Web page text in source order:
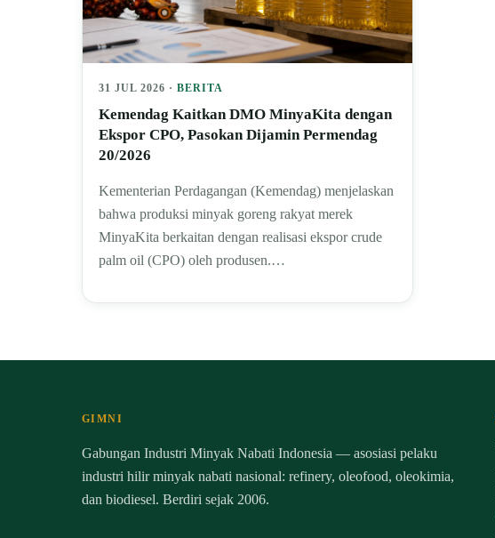
31 JUL 2026 · BERITA
Kemendag Kaitkan DMO MinyaKita dengan
Ekspor CPO, Pasokan Dijamin Permendag
20/2026
Kementerian Perdagangan (Kemendag) menjelaskan
bahwa produksi minyak goreng rakyat merek
MinyaKita berkaitan dengan realisasi ekspor crude
palm oil (CPO) oleh produsen.…
GIMNI
Gabungan Industri Minyak Nabati Indonesia — asosiasi pelaku
industri hilir minyak nabati nasional: refinery, oleofood, oleokimia,
dan biodiesel. Berdiri sejak 2006.